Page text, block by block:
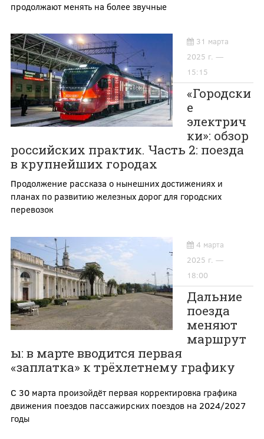
продолжают менять на более звучные
31 марта
2025 г. —
15:15
«Городски
е
электрич
ки»: обзор
российских практик. Часть 2: поезда
в крупнейших городах
Продолжение рассказа о нынешних достижениях и
планах по развитию железных дорог для городских
перевозок
4 марта
2025 г. —
18:00
Дальние
поезда
меняют
маршрут
ы: в марте вводится первая
«заплатка» к трёхлетнему графику
С 30 марта произойдёт первая корректировка графика
движения поездов пассажирских поездов на 2024/2027
годы